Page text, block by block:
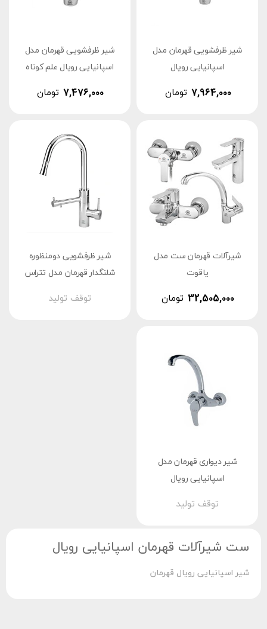
شیر ظرفشویی قهرمان مدل
اسپانیایی رویال
تومان 7,964,000
شیر ظرفشویی قهرمان مدل
اسپانیایی رویال علم کوتاه
تومان 7,476,000
شیرآلات قهرمان ست مدل
یاقوت
تومان 32,505,000
شیر ظرفشویی دومنظوره
شلنگدار قهرمان مدل تتراس
توقف تولید
شیر دیواری قهرمان مدل
اسپانیایی رویال
توقف تولید
ست شیرآلات قهرمان اسپانیایی رویال
شیر اسپانیایی رویال قهرمان